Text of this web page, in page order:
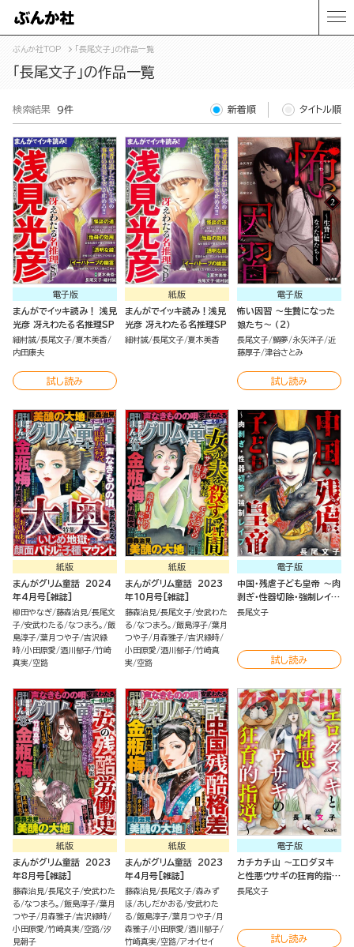
ぶんか社TOP 「長尾文子」の作品一覧
「長尾文子」の作品一覧
検索結果 9件 新着順 タイトル順
電子版
まんがでイッキ読み！ 浅見
光彦 冴えわたる名推理SP
細村誠 長尾文子 夏木美香
内田康夫
試し読み
紙版
まんがでイッキ読み！浅見
光彦 冴えわたる名推理SP
細村誠 長尾文子 夏木美香
電子版
怖い因習 ～生贄になった
娘たち～ （2）
長尾文子 鯛夢 永矢洋子 近
藤厚子 津谷さとみ
試し読み
紙版
まんがグリム童話 2024
年4月号[雑誌]
柳田やなぎ 藤森治見 長尾文
子 安武わたる なつまろ。
飯
島淳子 葉月つや子 吉沢緑
時 小田原愛 酒川郁子 竹崎
真実 空路
紙版
まんがグリム童話 2023
年10月号[雑誌]
藤森治見 長尾文子 安武わた
る なつまろ。 飯島淳子 葉月
つや子 月森雅子 吉沢緑時
小田原愛 酒川郁子 竹崎真
実 空路
電子版
中国・残虐子ども皇帝 ～肉
剥ぎ・性器切除・強制レイプ
～
長尾文子
試し読み
紙版
まんがグリム童話 2023
年8月号[雑誌]
藤森治見 長尾文子 安武わた
る なつまろ。 飯島淳子 葉月
つや子 月森雅子 吉沢緑時
小田原愛 竹崎真実 空路 汐
見朝子
紙版
まんがグリム童話 2023
年4月号[雑誌]
藤森治見 長尾文子 森みず
ほ
あしだかおる 安武わた
る 飯島淳子 葉月つや子 月
森雅子 小田原愛 酒川郁子
竹崎真実 空路 アオイセイ
電子版
カチカチ山 ～エロダヌキ
と性悪ウサギの狂育的指導
～
長尾文子
試し読み